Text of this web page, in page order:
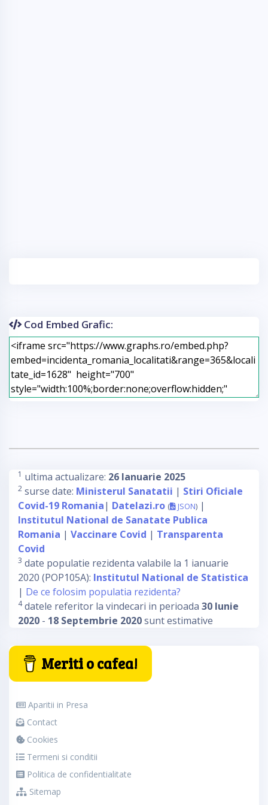
Cod Embed Grafic:
1 ultima actualizare: 26 Ianuarie 2025
2 surse date: Ministerul Sanatatii | Stiri Oficiale
Covid-19 Romania| Datelazi.ro ( JSON) |
Institutul National de Sanatate Publica
Romania | Vaccinare Covid | Transparenta
Covid
3 date populatie rezidenta valabile la 1 ianuarie
2020 (POP105A): Institutul National de Statistica
| De ce folosim populatia rezidenta?
4datele referitor la vindecari in perioada 30 Iunie
2020 - 18 Septembrie 2020sunt estimative
Meriti o cafea!
Aparitii in Presa
Contact
Cookies
Termeni si conditii
Politica de confidentialitate
Sitemap